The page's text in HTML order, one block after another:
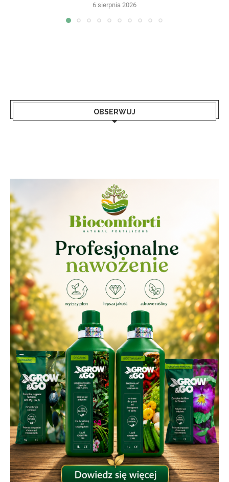
6 sierpnia 2026
OBSERWUJ